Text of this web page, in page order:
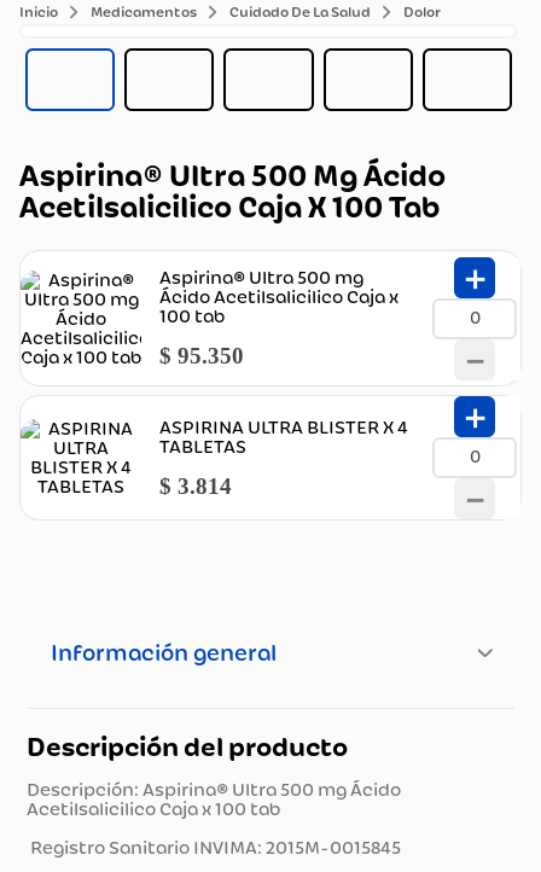
Medicamentos Cuidado De La Salud Dolor
Aspirina® Ultra 500 Mg Ácido
Acetilsalicilico Caja X 100 Tab
Aspirina® Ultra 500 mg
Ácido Acetilsalicilico Caja x
100 tab
$ 95.350
＋
－
ASPIRINA ULTRA BLISTER X 4
TABLETAS
$ 3.814
＋
－
Información general
Descripción del producto
Descripción: Aspirina® Ultra 500 mg Ácido
Acetilsalicilico Caja x 100 tab
Registro Sanitario INVIMA: 2015M-0015845